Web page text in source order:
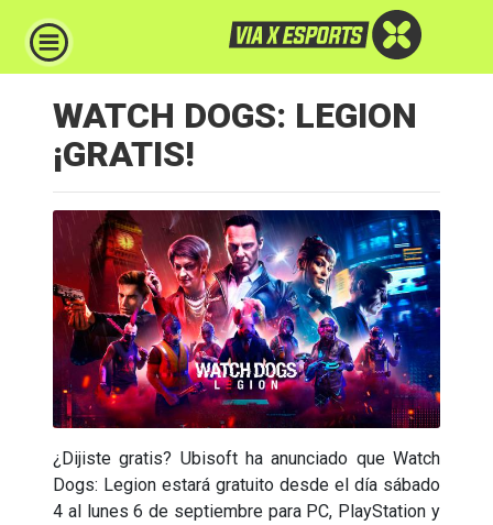
WATCH DOGS: LEGION
¡GRATIS!
¿Dijiste gratis? Ubisoft ha anunciado que Watch
Dogs: Legion estará gratuito desde el día sábado
4 al lunes 6 de septiembre para PC, PlayStation y